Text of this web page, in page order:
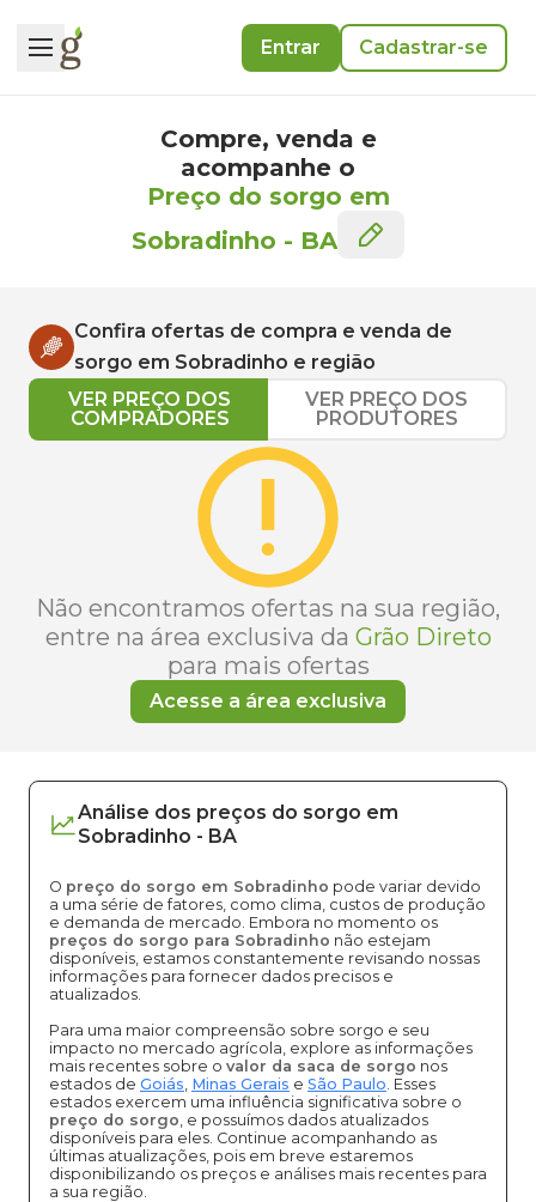
Entrar Cadastrar-se
Compre, venda e
acompanhe o
Preço do sorgo em
Sobradinho - BA
Confira ofertas de compra e venda de
sorgo em Sobradinho e região
VER PREÇO DOS
COMPRADORES
VER PREÇO DOS
PRODUTORES
Não encontramos ofertas na sua região,
entre na área exclusiva da Grão Direto
para mais ofertas
Acesse a área exclusiva
Análise dos preços do sorgo em
Sobradinho - BA
O preço do sorgo em Sobradinho pode variar devido
a uma série de fatores, como clima, custos de produção
e demanda de mercado. Embora no momento os
preços do sorgo para Sobradinho não estejam
disponíveis, estamos constantemente revisando nossas
informações para fornecer dados precisos e
atualizados.
Para uma maior compreensão sobre sorgo e seu
impacto no mercado agrícola, explore as informações
mais recentes sobre o valor da saca de sorgo nos
estados de Goiás, Minas Gerais e São Paulo. Esses
estados exercem uma influência significativa sobre o
preço do sorgo, e possuímos dados atualizados
disponíveis para eles. Continue acompanhando as
últimas atualizações, pois em breve estaremos
disponibilizando os preços e análises mais recentes para
a sua região.